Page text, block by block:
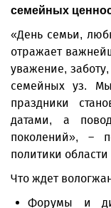
семейных
«День семьи,
отражает
уважение,
семейных уз.
праздники
датами, а
поколений», –
политики
Что ждет
Форумы и